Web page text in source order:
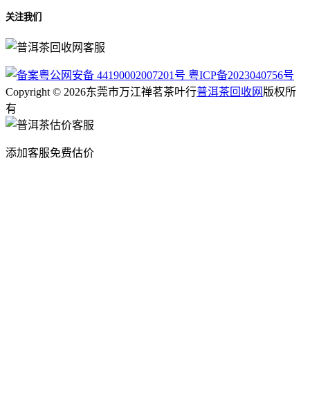
关注我们
粤公网安备 44190002007201号 粤ICP备2023040756号
Copyright © 2026东莞市万江禅茗茶叶行普洱茶回收网 版权所
有
添加客服免费估价